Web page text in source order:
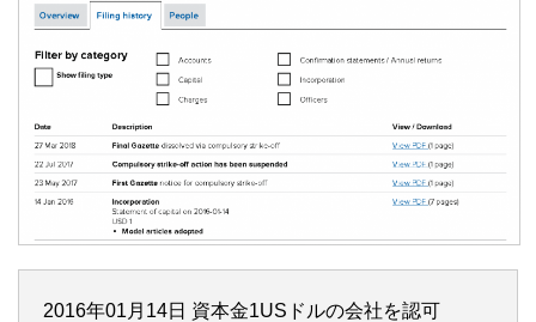
2016年01月14日 資本金1USドルの会社を認可